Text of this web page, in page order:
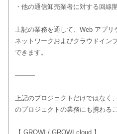
・他の通信卸売業者に対する回線
上記の業務を通して、Web アプリ
ネットワークおよびクラウドイン
できます。
----------
上記のプロジェクトだけではなく
のプロジェクトの業務にも携わる
【 GROWI / GROWI.cloud 】